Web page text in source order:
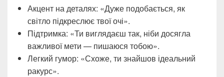
Акцент на деталях: «Дуже подобається, як
світло підкреслює твої очі».
Підтримка: «Ти виглядаєш так, ніби досягла
важливої мети — пишаюся тобою».
Легкий гумор: «Схоже, ти знайшов ідеальний
ракурс».